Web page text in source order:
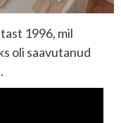
1996, mil
oli saavutanud